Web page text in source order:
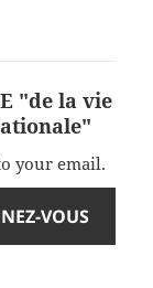
"de la vie
your email.
VOUS